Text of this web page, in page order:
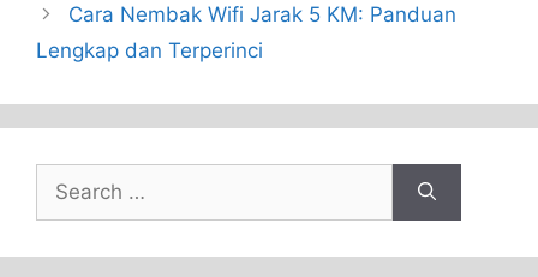
Cara Nembak Wifi Jarak 5 KM: Panduan
Lengkap dan Terperinci
Search
for: